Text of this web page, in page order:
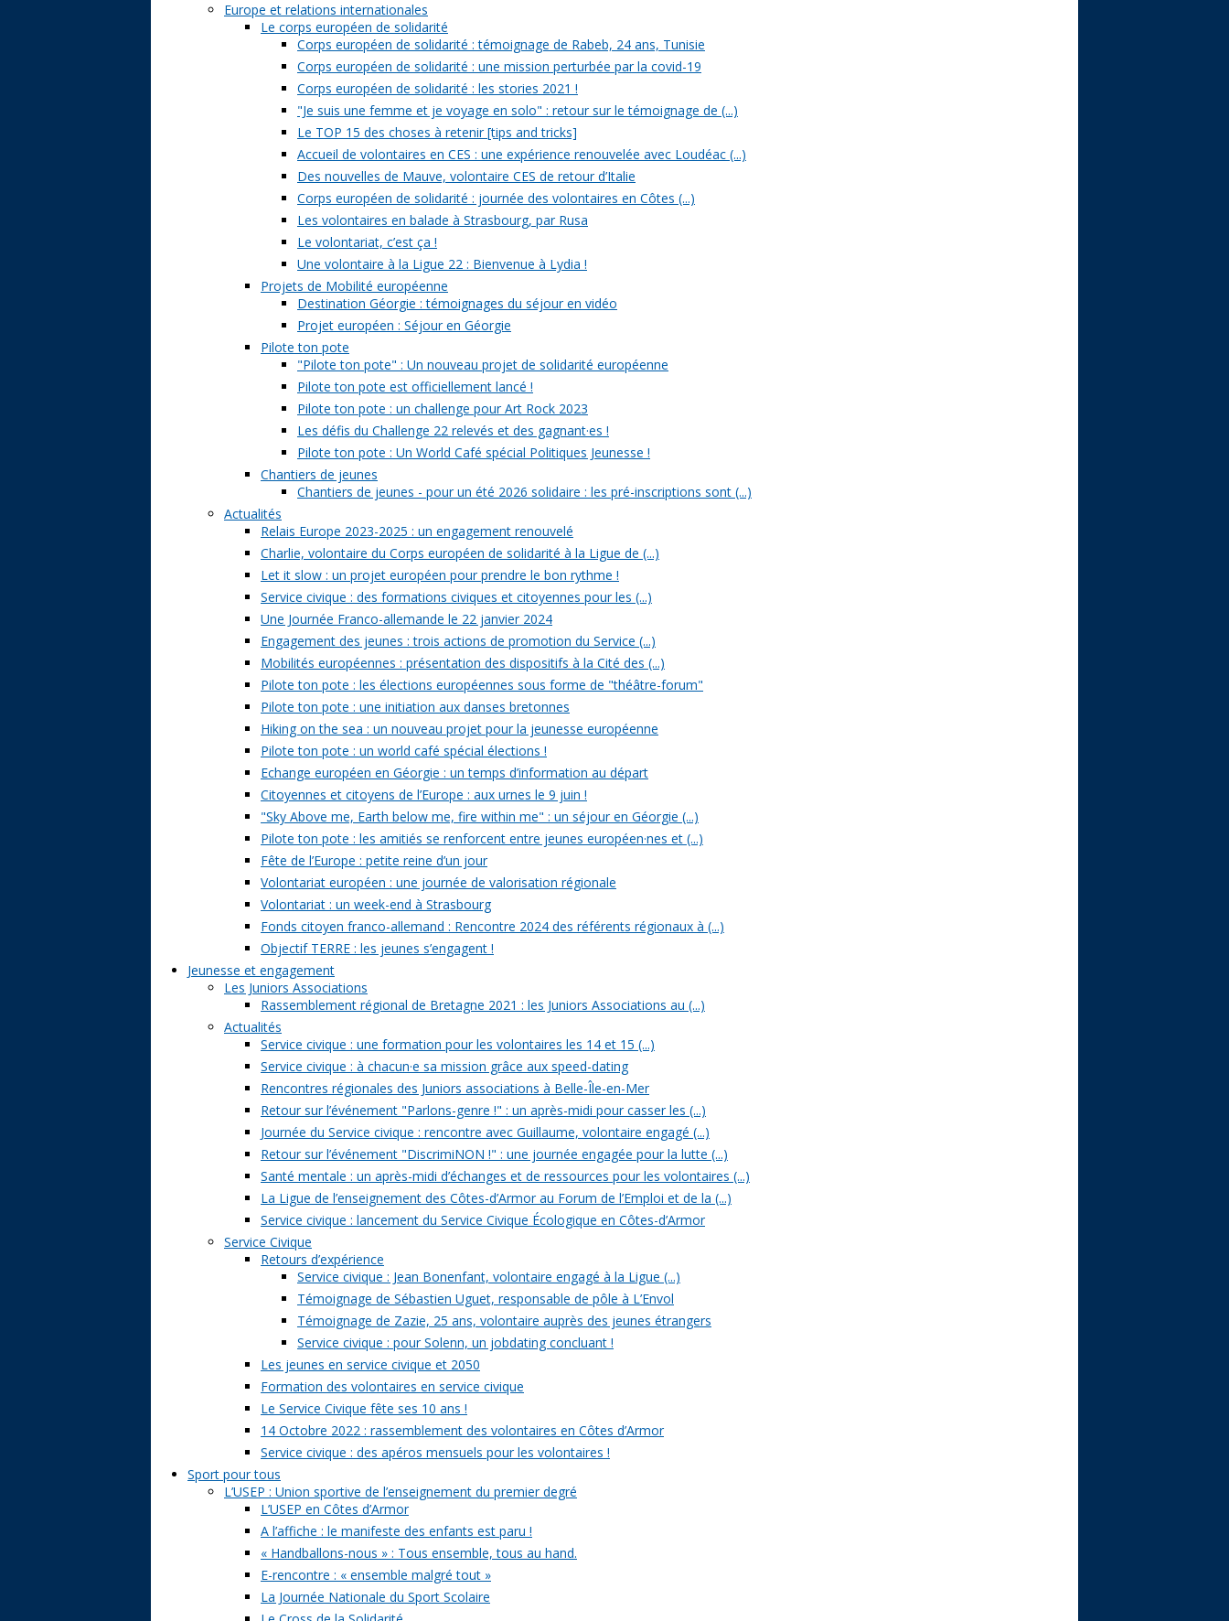
Europe et relations internationales
Le corps européen de solidarité
Corps européen de solidarité : témoignage de Rabeb, 24 ans, Tunisie
Corps européen de solidarité : une mission perturbée par la covid-19
Corps européen de solidarité : les stories 2021 !
"Je suis une femme et je voyage en solo" : retour sur le témoignage de (...)
Le TOP 15 des choses à retenir [tips and tricks]
Accueil de volontaires en CES : une expérience renouvelée avec Loudéac (...)
Des nouvelles de Mauve, volontaire CES de retour d’Italie
Corps européen de solidarité : journée des volontaires en Côtes (...)
Les volontaires en balade à Strasbourg, par Rusa
Le volontariat, c’est ça !
Une volontaire à la Ligue 22 : Bienvenue à Lydia !
Projets de Mobilité européenne
Destination Géorgie : témoignages du séjour en vidéo
Projet européen : Séjour en Géorgie
Pilote ton pote
"Pilote ton pote" : Un nouveau projet de solidarité européenne
Pilote ton pote est officiellement lancé !
Pilote ton pote : un challenge pour Art Rock 2023
Les défis du Challenge 22 relevés et des gagnant·es !
Pilote ton pote : Un World Café spécial Politiques Jeunesse !
Chantiers de jeunes
Chantiers de jeunes - pour un été 2026 solidaire : les pré-inscriptions sont (...)
Actualités
Relais Europe 2023-2025 : un engagement renouvelé
Charlie, volontaire du Corps européen de solidarité à la Ligue de (...)
Let it slow : un projet européen pour prendre le bon rythme !
Service civique : des formations civiques et citoyennes pour les (...)
Une Journée Franco-allemande le 22 janvier 2024
Engagement des jeunes : trois actions de promotion du Service (...)
Mobilités européennes : présentation des dispositifs à la Cité des (...)
Pilote ton pote : les élections européennes sous forme de "théâtre-forum"
Pilote ton pote : une initiation aux danses bretonnes
Hiking on the sea : un nouveau projet pour la jeunesse européenne
Pilote ton pote : un world café spécial élections !
Echange européen en Géorgie : un temps d’information au départ
Citoyennes et citoyens de l’Europe : aux urnes le 9 juin !
"Sky Above me, Earth below me, fire within me" : un séjour en Géorgie (...)
Pilote ton pote : les amitiés se renforcent entre jeunes européen·nes et (...)
Fête de l’Europe : petite reine d’un jour
Volontariat européen : une journée de valorisation régionale
Volontariat : un week-end à Strasbourg
Fonds citoyen franco-allemand : Rencontre 2024 des référents régionaux à (...)
Objectif TERRE : les jeunes s’engagent !
Jeunesse et engagement
Les Juniors Associations
Rassemblement régional de Bretagne 2021 : les Juniors Associations au (...)
Actualités
Service civique : une formation pour les volontaires les 14 et 15 (...)
Service civique : à chacun·e sa mission grâce aux speed-dating
Rencontres régionales des Juniors associations à Belle-Île-en-Mer
Retour sur l’événement "Parlons-genre !" : un après-midi pour casser les (...)
Journée du Service civique : rencontre avec Guillaume, volontaire engagé (...)
Retour sur l’événement "DiscrimiNON !" : une journée engagée pour la lutte (...)
Santé mentale : un après-midi d’échanges et de ressources pour les volontaires (...)
La Ligue de l’enseignement des Côtes-d’Armor au Forum de l’Emploi et de la (...)
Service civique : lancement du Service Civique Écologique en Côtes-d’Armor
Service Civique
Retours d’expérience
Service civique : Jean Bonenfant, volontaire engagé à la Ligue (...)
Témoignage de Sébastien Uguet, responsable de pôle à L’Envol
Témoignage de Zazie, 25 ans, volontaire auprès des jeunes étrangers
Service civique : pour Solenn, un jobdating concluant !
Les jeunes en service civique et 2050
Formation des volontaires en service civique
Le Service Civique fête ses 10 ans !
14 Octobre 2022 : rassemblement des volontaires en Côtes d’Armor
Service civique : des apéros mensuels pour les volontaires !
Sport pour tous
L’USEP : Union sportive de l’enseignement du premier degré
L’USEP en Côtes d’Armor
A l’affiche : le manifeste des enfants est paru !
« Handballons-nous » : Tous ensemble, tous au hand.
E-rencontre : « ensemble malgré tout »
La Journée Nationale du Sport Scolaire